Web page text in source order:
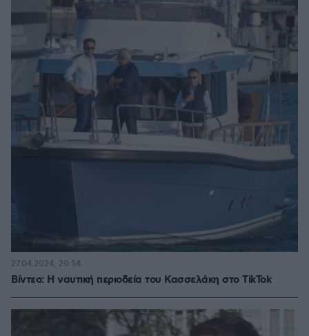
Βίντεο: Η ναυτική περιοδεία του Κασσελάκη στο TikTok
27.04.2024, 20:54